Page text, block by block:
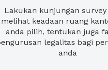
Lakukan kunjungan
melihat keadaan ruang
anda pilih, tentukan juga
legalitas bagi
anda